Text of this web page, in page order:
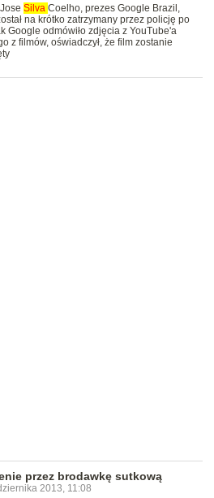
Silva Coelho, prezes Google Brazil,
na krótko zatrzymany przez policję po
Google odmówiło zdjęcia z YouTube'a
z filmów, oświadczył, że film zostanie
przez brodawkę sutkową
2013, 11:08